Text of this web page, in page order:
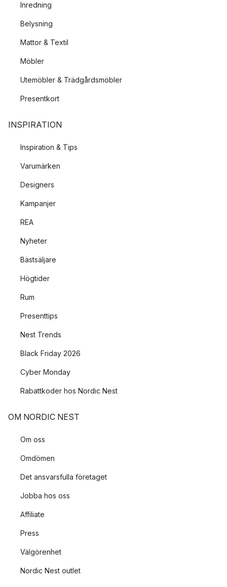
Inredning
Belysning
Mattor & Textil
Möbler
Utemöbler & Trädgårdsmöbler
Presentkort
INSPIRATION
Inspiration & Tips
Varumärken
Designers
Kampanjer
REA
Nyheter
Bästsäljare
Högtider
Rum
Presenttips
Nest Trends
Black Friday 2026
Cyber Monday
Rabattkoder hos Nordic Nest
OM NORDIC NEST
Om oss
Omdömen
Det ansvarsfulla företaget
Jobba hos oss
Affiliate
Press
Välgörenhet
Nordic Nest outlet